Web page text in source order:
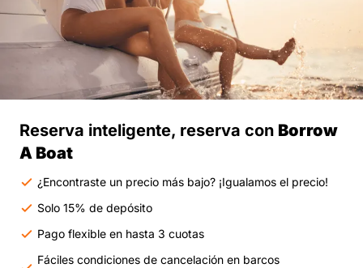
Reserva inteligente, reserva con Borrow
A Boat
¿Encontraste un precio más bajo? ¡Igualamos el precio!
Solo 15% de depósito
Pago flexible en hasta 3 cuotas
Fáciles condiciones de cancelación en barcos